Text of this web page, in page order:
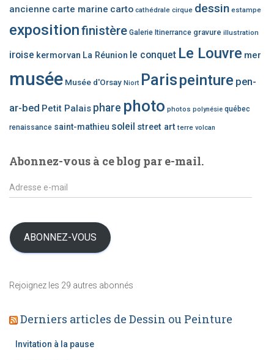
c
t
g
r
i
’
r
c
l
ancienne carte marine carto cathédrale cirque dessin estampe
expositionfinistère Galerie Itinerrance gravure illustration
iroise kermorvan La Réunion le conquet Le Louvre mer
musée Musée d'Orsay Niort Parispeinture pen-
ar-bed Petit Palais phare photo photos polynésie québec
renaissance saint-mathieu soleil street art terre volcan
Abonnez-vous à ce blog par e-mail.
A
d
s
s
-
a
ABONNEZ-VOUS
Rejoignez les 29 autres abonnés
Derniers articles de Dessin ou Peinture
Invitation à la pause